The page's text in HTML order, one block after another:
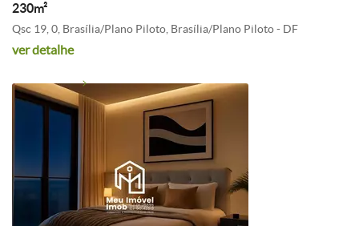
230m²
Qsc 19, 0, Brasília/Plano Piloto, Brasília/Plano Piloto - DF
ver detalhe